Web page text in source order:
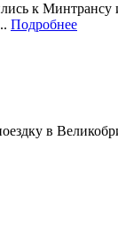
к
Подробнее
в